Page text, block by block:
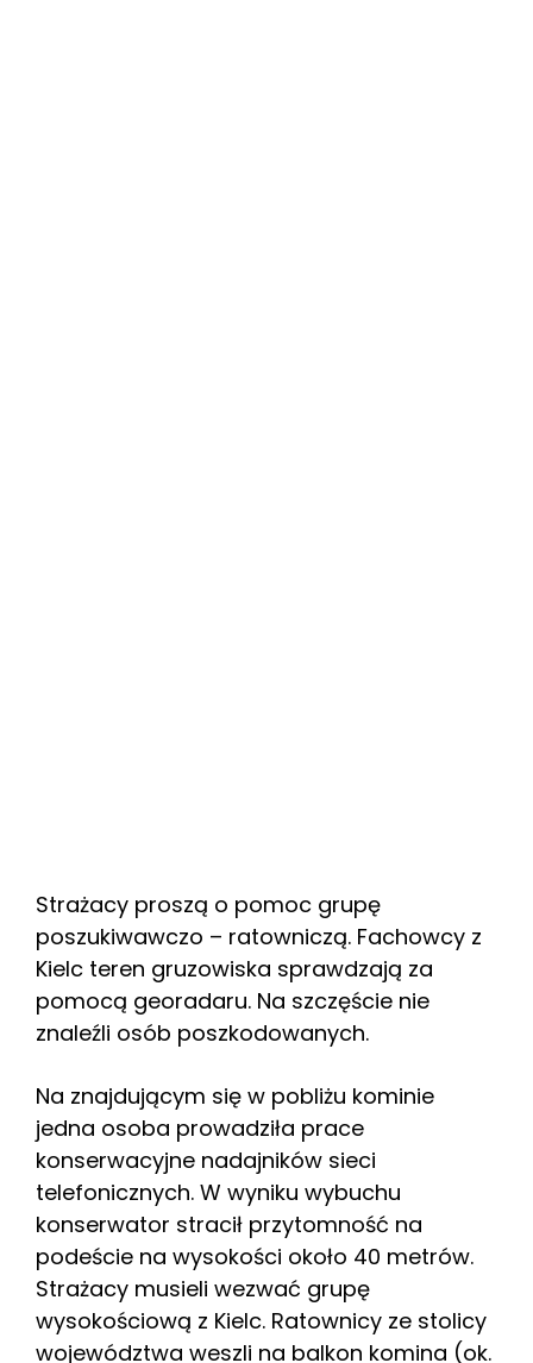
Strażacy proszą o pomoc grupę
poszukiwawczo – ratowniczą. Fachowcy z
Kielc teren gruzowiska sprawdzają za
pomocą georadaru. Na szczęście nie
znaleźli osób poszkodowanych.
Na znajdującym się w pobliżu kominie
jedna osoba prowadziła prace
konserwacyjne nadajników sieci
telefonicznych. W wyniku wybuchu
konserwator stracił przytomność na
podeście na wysokości około 40 metrów.
Strażacy musieli wezwać grupę
wysokościową z Kielc. Ratownicy ze stolicy
województwa weszli na balkon komina (ok.